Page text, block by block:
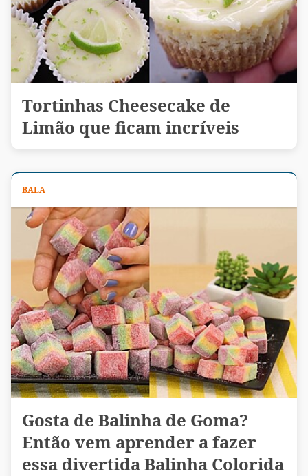
Tortinhas Cheesecake de
Limão que ficam incríveis
BALA
Gosta de Balinha de Goma?
Então vem aprender a fazer
essa divertida Balinha Colorida